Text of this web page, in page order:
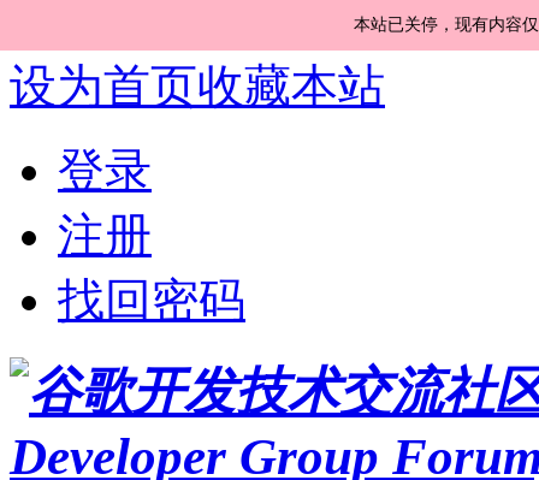
本站已关停，现有内容
设为首页收藏本站
登录
注册
找回密码